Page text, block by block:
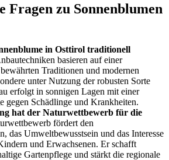
Fragen zu Sonnenblumen
in Osttirol traditionell
basieren auf einer
Traditionen und modernen
unter Nutzung der robusten Sorte
erfolgt in sonnigen Lagen mit einer
gegen Schädlinge und Krankheiten.
hat der Naturwettbewerb für die
fördert den
das Umweltbewusstsein und das Interesse
und Erwachsenen. Er schafft
Gartenpflege und stärkt die regionale